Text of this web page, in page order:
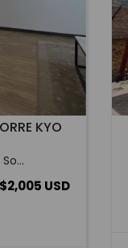
KYO
$2,005 USD